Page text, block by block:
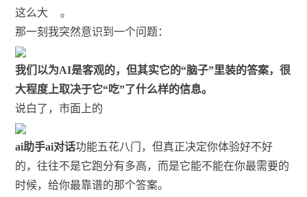
这么大
。
那一刻我突然意识到一个问题：
我们以为AI是客观的，但其实它的“脑子”里装的答案，很
大程度上取决于它“吃”了什么样的信息。
说白了，市面上的
ai助手ai对话功能五花八门，但真正决定你体验好不好
的，往往不是它跑分有多高，而是它能不能在你最需要的
时候，给你最靠谱的那个答案。